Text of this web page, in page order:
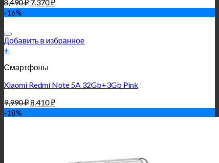
8,490₽ 7,370₽
-16%
Добавить в избранное
+
Смартфоны
Xiaomi Redmi Note 5A 32Gb+3Gb Pink
9,990₽8,410₽
-18%